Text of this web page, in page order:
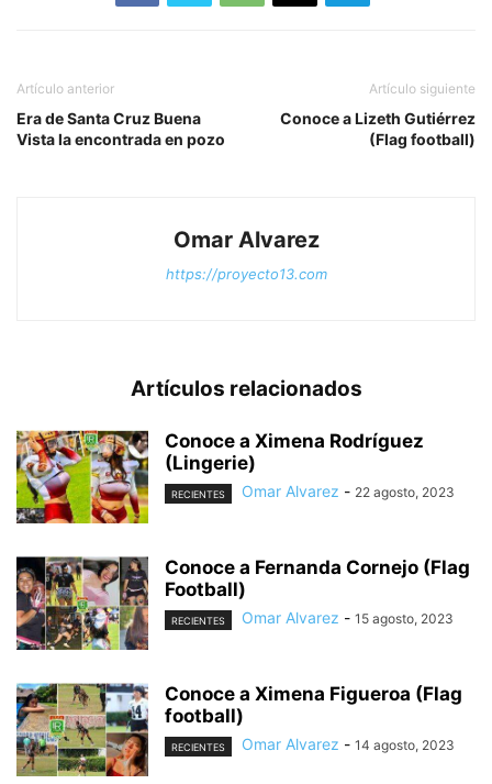
Artículo anterior
Era de Santa Cruz Buena
Vista la encontrada en pozo
Artículo siguiente
Conoce a Lizeth Gutiérrez
(Flag football)
Omar Alvarez
https://proyecto13.com
Artículos relacionados
Conoce a Ximena Rodríguez
(Lingerie)
RECIENTES Omar Alvarez - 22 agosto, 2023
Conoce a Fernanda Cornejo (Flag
Football)
RECIENTES Omar Alvarez - 15 agosto, 2023
Conoce a Ximena Figueroa (Flag
football)
RECIENTES Omar Alvarez - 14 agosto, 2023